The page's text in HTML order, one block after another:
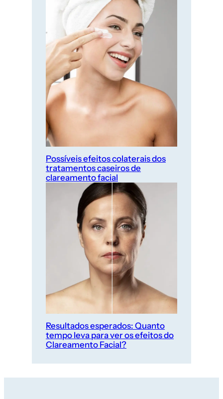
Possíveis efeitos colaterais dos
tratamentos caseiros de
clareamento facial
Resultados esperados: Quanto
tempo leva para ver os efeitos do
Clareamento Facial?